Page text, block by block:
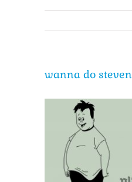
wanna do steven